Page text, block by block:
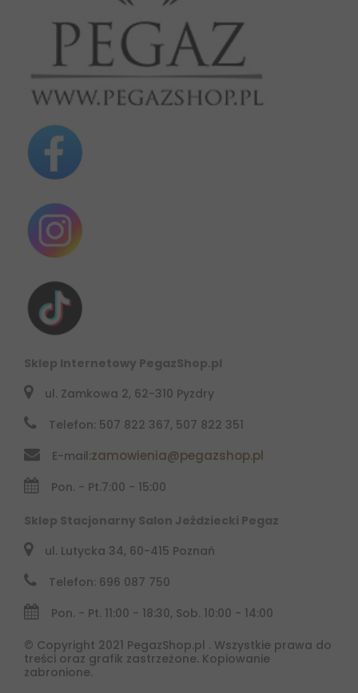
Sklep Internetowy PegazShop.pl
ul. Zamkowa 2, 62-310 Pyzdry
Telefon: 507 822 367, 507 822 351
E-mail:zamowienia@pegazshop.pl
Pon. - Pt.7:00 - 15:00
Sklep Stacjonarny Salon Jeździecki Pegaz
ul. Lutycka 34, 60-415 Poznań
Telefon: 696 087 750
Pon. - Pt. 11:00 - 18:30, Sob. 10:00 - 14:00
© Copyright 2021 PegazShop.pl . Wszystkie prawa do
treści oraz grafik zastrzeżone. Kopiowanie
zabronione.